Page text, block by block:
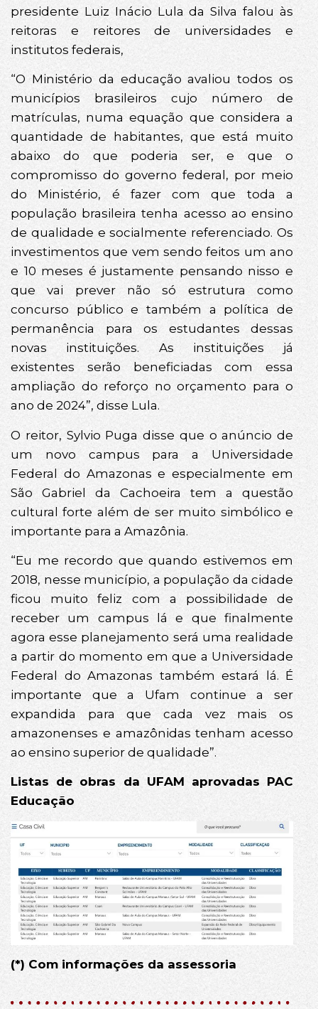
presidente Luiz Inácio Lula da Silva falou às
reitoras e reitores de universidades e
institutos federais,
“O Ministério da educação avaliou todos os
municípios brasileiros cujo número de
matrículas, numa equação que considera a
quantidade de habitantes, que está muito
abaixo do que poderia ser, e que o
compromisso do governo federal, por meio
do Ministério, é fazer com que toda a
população brasileira tenha acesso ao ensino
de qualidade e socialmente referenciado. Os
investimentos que vem sendo feitos um ano
e 10 meses é justamente pensando nisso e
que vai prever não só estrutura como
concurso público e também a política de
permanência para os estudantes dessas
novas instituições. As instituições já
existentes serão beneficiadas com essa
ampliação do reforço no orçamento para o
ano de 2024”, disse Lula.
O reitor, Sylvio Puga disse que o anúncio de
um novo campus para a Universidade
Federal do Amazonas e especialmente em
São Gabriel da Cachoeira tem a questão
cultural forte além de ser muito simbólico e
importante para a Amazônia.
“Eu me recordo que quando estivemos em
2018, nesse município, a população da cidade
ficou muito feliz com a possibilidade de
receber um campus lá e que finalmente
agora esse planejamento será uma realidade
a partir do momento em que a Universidade
Federal do Amazonas também estará lá. É
importante que a Ufam continue a ser
expandida para que cada vez mais os
amazonenses e amazônidas tenham acesso
ao ensino superior de qualidade”.
Listas de obras da UFAM aprovadas PAC
Educação
(*) Com informações da assessoria